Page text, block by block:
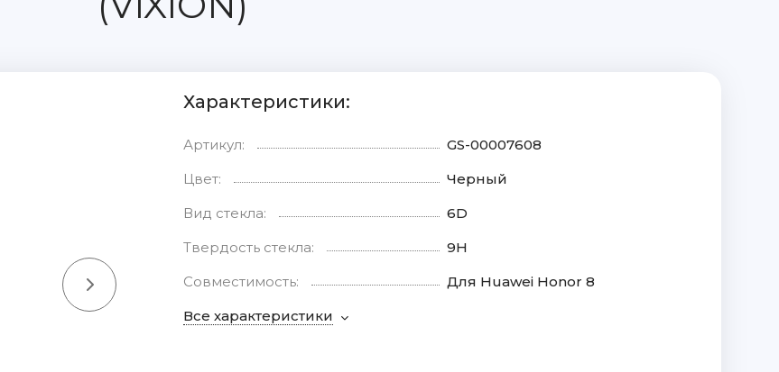
Характеристики:
Артикул:
GS-00007608
Цвет:
Черный
Вид стекла:
6D
Твердость стекла:
9H
Совместимость:
Для Huawei Honor 8
Все характеристики